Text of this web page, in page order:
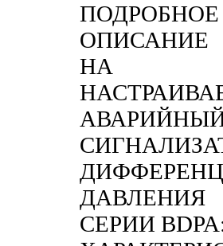
ПОДРОБНОЕ
ОПИСАНИЕ
НА
ДАВЛЕНИЯ
СЕРИИ